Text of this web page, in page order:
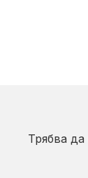
Трябва да